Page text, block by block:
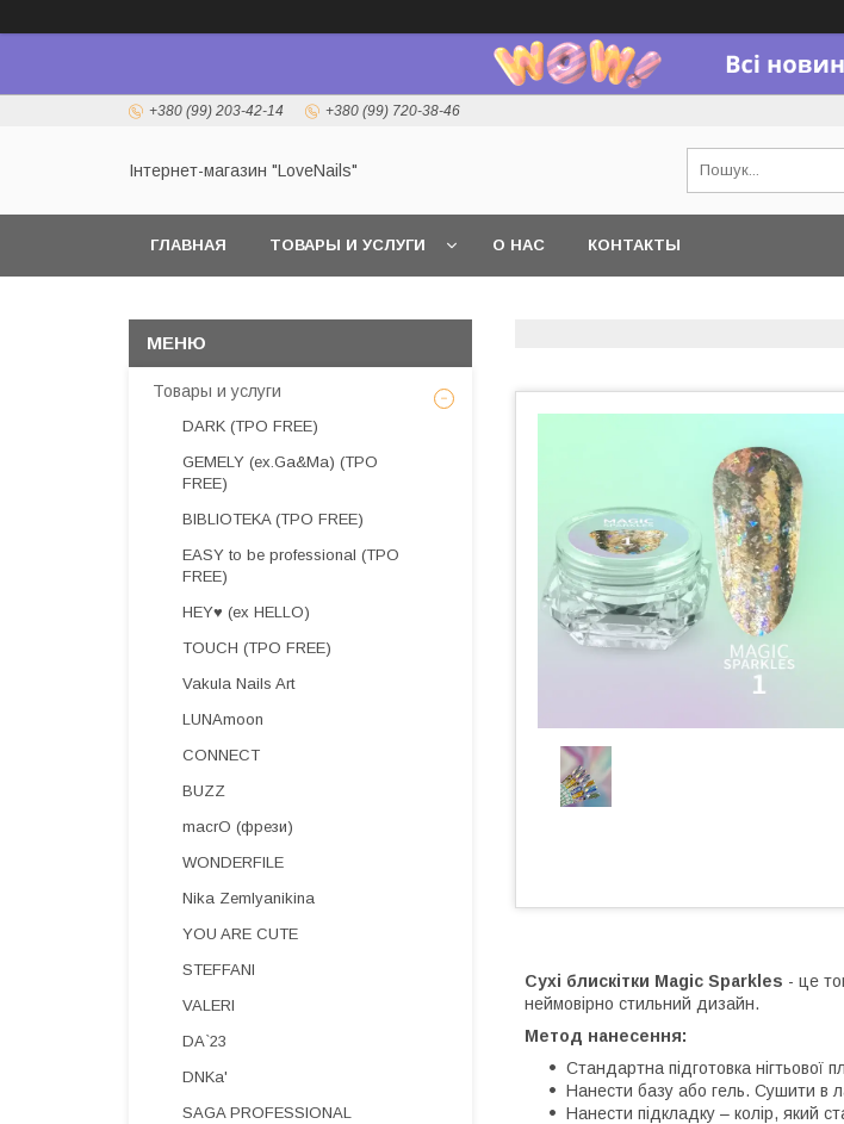
+380 (99) 203-42-14 +380 (99) 720-38-46
Інтернет-магазин "LoveNails"
ГЛАВНАЯ ТОВАРЫ И УСЛУГИ О НАС КОНТАКТЫ
Сухі блискітки Magic Sparkles - це
неймовірно стильний дизайн.
Метод нанесення:
Стандартна підготовка нігтьової
Нанести базу або гель. Сушити в
Нанести підкладку – колір, який
Товары и услуги
DARK (TPO FREE)
GEMELY (ex.Ga&Ma) (TPO
FREE)
BIBLIOTEKA (TPO FREE)
EASY to be professional (TPO
FREE)
HEY♥ (ex HELLO)
TOUCH (TPO FREE)
Vakula Nails Art
LUNAmoon
CONNECT
BUZZ
macrO (фрези)
WONDERFILE
Nika Zemlyanikina
YOU ARE CUTE
STEFFANI
VALERI
DA`23
DNKa'
SAGA PROFESSIONAL